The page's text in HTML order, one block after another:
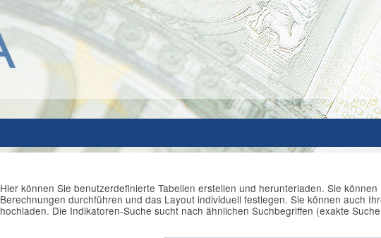
Hier können Sie benutzerdefinierte Tabellen erstellen und herunterladen. Sie
Berechnungen durchführen und das Layout individuell festlegen. Sie können auch
hochladen. Die Indikatoren-Suche sucht nach ähnlichen Suchbegriffen (exakte